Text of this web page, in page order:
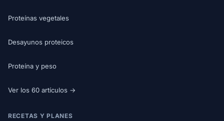
Proteínas vegetales
Desayunos proteicos
Proteína y peso
Ver los 60 artículos →
RECETAS Y PLANES